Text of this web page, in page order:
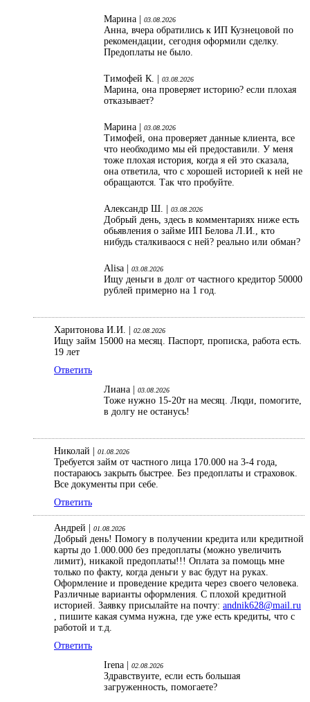
Марина | 03.08.2026
Анна, вчера обратились к ИП Кузнецовой по
рекомендации, сегодня оформили сделку.
Предоплаты не было.
Тимофей К. | 03.08.2026
Марина, она проверяет историю? если плохая
отказывает?
Марина | 03.08.2026
Тимофей, она проверяет данные клиента, все
что необходимо мы ей предоставили. У меня
тоже плохая история, когда я ей это сказала,
она ответила, что с хорошей историей к ней не
обращаются. Так что пробуйте.
Александр Ш. | 03.08.2026
Добрый день, здесь в комментариях ниже есть
обьявления о займе ИП Белова Л.И., кто
нибудь сталкиваося с ней? реально или обман?
Alisa | 03.08.2026
Ищу деньги в долг от частного кредитор 50000
рублей примерно на 1 год.
Харитонова И.И. | 02.08.2026
Ищу займ 15000 на месяц. Паспорт, прописка, работа есть.
19 лет
Ответить
Лиана |
03.08.2026
Тоже нужно 15-20т на месяц. Люди, помогите,
в долгу не останусь!
Николай | 01.08.2026
Требуется займ от частного лица 170.000 на 3-4 года,
постараюсь закрыть быстрее. Без предоплаты и страховок.
Все документы при себе.
Ответить
Андрей | 01.08.2026
Добрый день! Помогу в получении кредита или кредитной
карты до 1.000.000 без предоплаты (можно увеличить
лимит), никакой предоплаты!!! Оплата за помощь мне
только по факту, когда деньги у вас будут на руках.
Оформление и проведение кредита через своего человека.
Различные варианты оформления. С плохой кредитной
историей. Заявку присылайте на почту: andnik628@mail.ru
, пишите какая сумма нужна, где уже есть кредиты, что с
работой и т.д.
Ответить
Irena |
02.08.2026
Здравствуите, если есть большая
загруженность, помогаете?